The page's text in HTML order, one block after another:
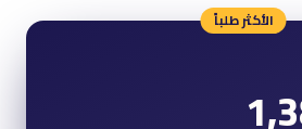
الأكثر طلباً